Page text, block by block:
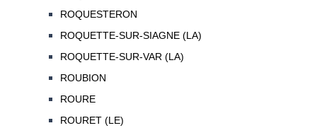
ROQUESTERON
ROQUETTE-SUR-SIAGNE (LA)
ROQUETTE-SUR-VAR (LA)
ROUBION
ROURE
ROURET (LE)